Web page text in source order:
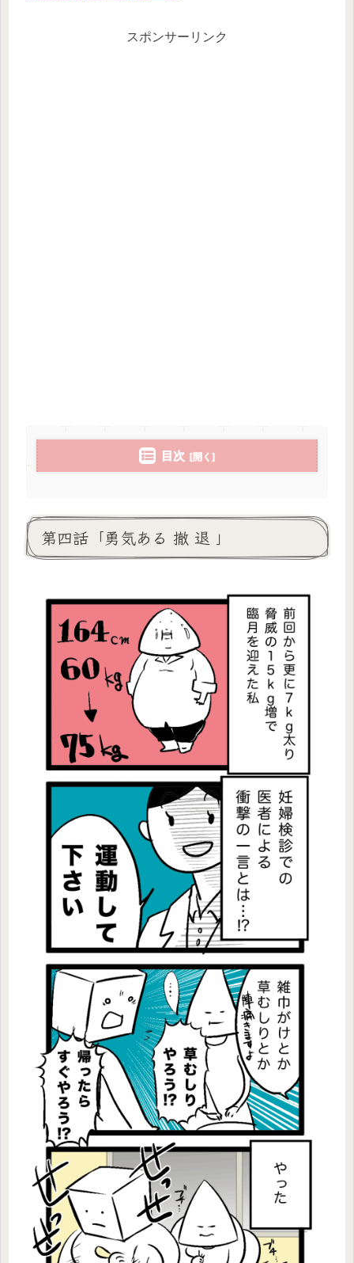
スポンサーリンク
目次
第四話「勇気ある 撤 退 」